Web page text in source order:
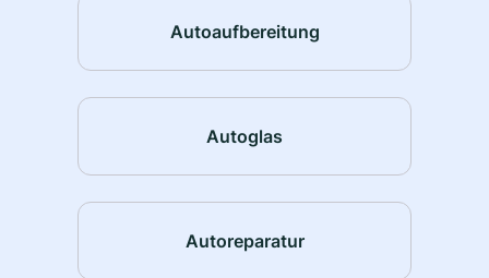
Autoaufbereitung
Autoglas
Autoreparatur